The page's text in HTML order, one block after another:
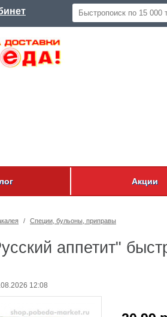
Акции
/ Специи, бульоны, приправы
аппетит"
12:08